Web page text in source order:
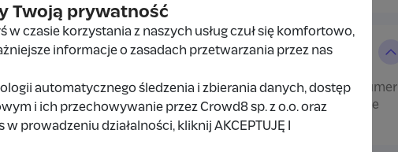
automatycznie raz w tygodniu na podany przez Ciebie numer
jest wcześniejsza weryfikacja Twojej tożsamości. Istnieje
Twoją prywatność
w czasie korzystania z naszych usług czuł się komfortowo,
informacje o zasadach przetwarzania przez nas
automatycznego śledzenia i zbierania danych, dostęp
i ich przechowywanie przez Crowd8 sp. z o.o. oraz
prowadzeniu działalności, kliknij AKCEPTUJĘ I